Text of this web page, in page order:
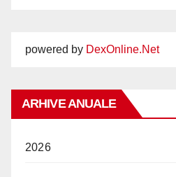
powered by DexOnline.Net
ARHIVE ANUALE
2026